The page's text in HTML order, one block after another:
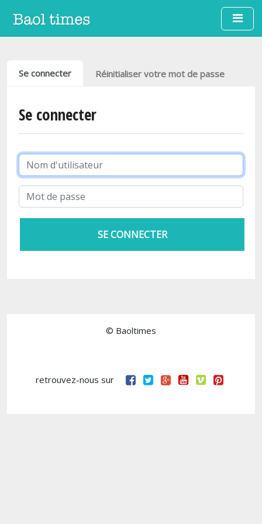
Aller au contenu principal
Onglets principaux
Se connecter Réinitialiser votre mot de passe
Se connecter
© Baoltimes
retrouvez-nous sur